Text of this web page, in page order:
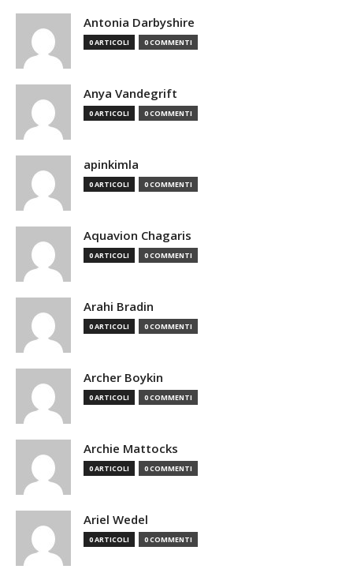
Antonia Darbyshire
0 ARTICOLI 0 COMMENTI
Anya Vandegrift
0 ARTICOLI 0 COMMENTI
apinkimla
0 ARTICOLI 0 COMMENTI
Aquavion Chagaris
0 ARTICOLI 0 COMMENTI
Arahi Bradin
0 ARTICOLI 0 COMMENTI
Archer Boykin
0 ARTICOLI 0 COMMENTI
Archie Mattocks
0 ARTICOLI 0 COMMENTI
Ariel Wedel
0 ARTICOLI 0 COMMENTI